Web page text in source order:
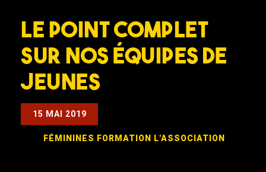
Le point complet
sur nos équipes de
jeunes
15 MAI 2019
FÉMININES FORMATION L'ASSOCIATION